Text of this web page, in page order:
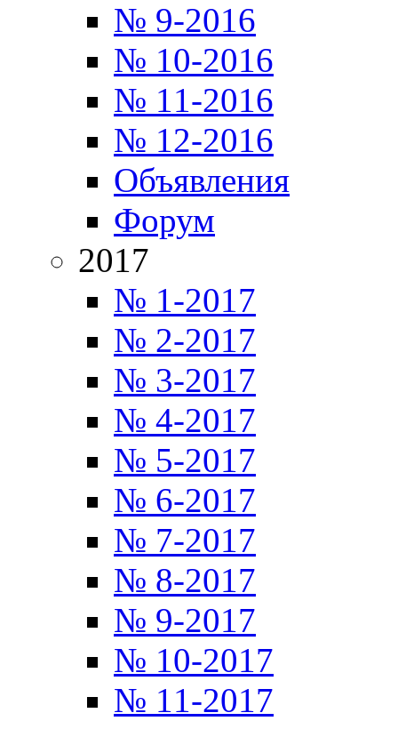
№ 9-2016
№ 10-2016
№ 11-2016
№ 12-2016
Объявления
Форум
2017
№ 1-2017
№ 2-2017
№ 3-2017
№ 4-2017
№ 5-2017
№ 6-2017
№ 7-2017
№ 8-2017
№ 9-2017
№ 10-2017
№ 11-2017